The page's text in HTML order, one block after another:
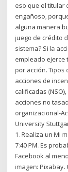
eso que el titular
engañoso,
alguna manera
juego de crédito
sistema? Si la
empleado ejerce
por acción. Tipos
acciones de
calificadas
acciones no
organizacional-
University
1. Realiza un Mi
7:40 PM. Es
Facebook al
imagen: Pixabay.